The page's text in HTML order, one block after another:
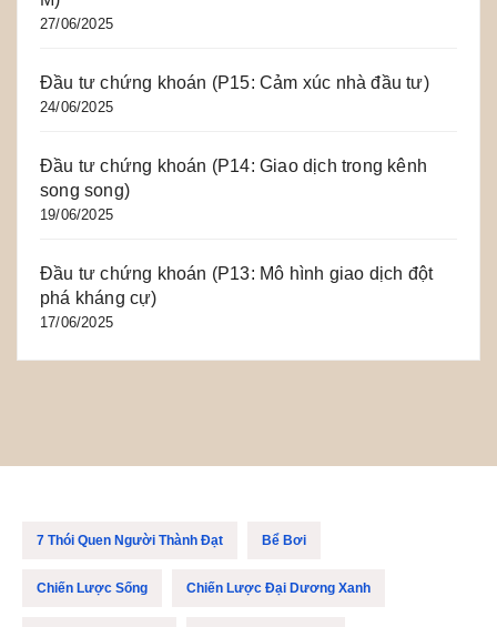
27/06/2025
Đầu tư chứng khoán (P15: Cảm xúc nhà đầu tư)
24/06/2025
Đầu tư chứng khoán (P14: Giao dịch trong kênh
song song)
19/06/2025
Đầu tư chứng khoán (P13: Mô hình giao dịch đột
phá kháng cự)
17/06/2025
7 Thói Quen Người Thành Đạt Bể Bơi
Chiến Lược Sống Chiến Lược Đại Dương Xanh